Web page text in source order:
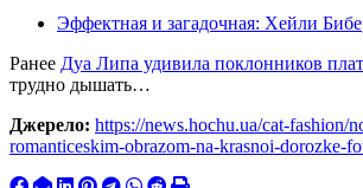
Эффектная и загадочная: Хейли
Ранее Дуа Липа удивила поклонников
трудно дышать…
Джерело: https://news.hochu.ua/cat-
romanticeskim-obrazom-na-krasnoi-dorozke-